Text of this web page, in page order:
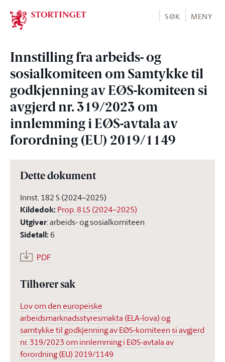
Stortinget.no
SØK MENY
Innstilling fra arbeids- og
sosialkomiteen om Samtykke til
godkjenning av EØS-komiteen si
avgjerd nr. 319/2023 om
innlemming i EØS-avtala av
forordning (EU) 2019/1149
Dette dokument
Innst. 182 S (2024–2025)
Kildedok: Prop. 8 LS (2024–2025)
Utgiver:arbeids- og sosialkomiteen
Sidetall: 6
PDF
Tilhører sak
Lov om den europeiske
arbeidsmarknadsstyresmakta (ELA-lova) og
samtykke til godkjenning av EØS-komiteen si avgjerd
nr. 319/2023 om innlemming i EØS-avtala av
forordning (EU) 2019/1149